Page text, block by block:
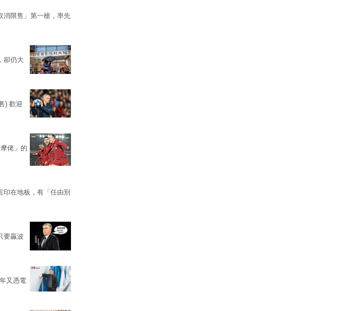
消限售」第一槍，率先
卻仍大
) 歡迎
佬」的
印在地板，有「任由別
要贏波
又憑電